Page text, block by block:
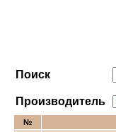
Поиск
Производитель
№